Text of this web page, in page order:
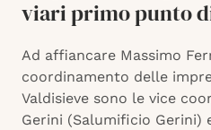
viari primo punto
Ad affiancare Massimo
coordinamento delle
Valdisieve sono le vice
Gerini (Salumificio Gerini)